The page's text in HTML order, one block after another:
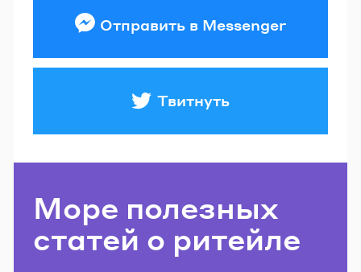
Отправить в Messenger
Твитнуть
Море полезных
статей о ритейле